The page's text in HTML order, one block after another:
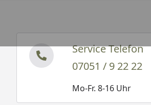
Service Telefon
07051 / 9 22 22
Mo-Fr. 8-16 Uhr